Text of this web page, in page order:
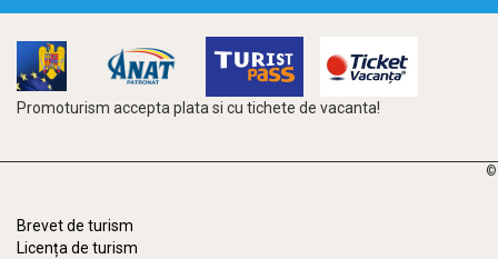
Promoturism accepta plata si cu tichete de vacanta!
©
Brevet de turism
Licența de turism